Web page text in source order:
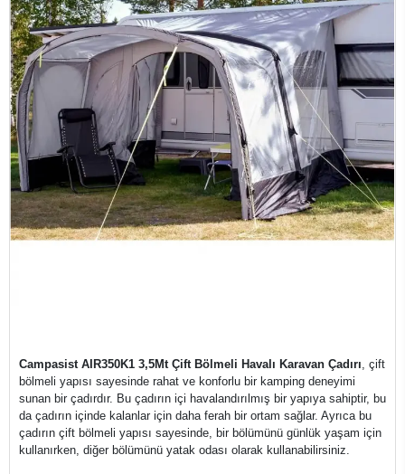
Campasist AIR350K1 3,5Mt Çift Bölmeli Havalı Karavan Çadırı, çift
bölmeli yapısı sayesinde rahat ve konforlu bir kamping deneyimi
sunan bir çadırdır. Bu çadırın içi havalandırılmış bir yapıya sahiptir, bu
da çadırın içinde kalanlar için daha ferah bir ortam sağlar. Ayrıca bu
çadırın çift bölmeli yapısı sayesinde, bir bölümünü günlük yaşam için
kullanırken, diğer bölümünü yatak odası olarak kullanabilirsiniz.